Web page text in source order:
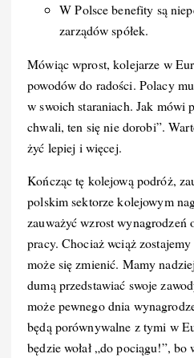
W Polsce benefity są
zarządów spółek.
Mówiąc wprost, kolejarze w
powodów do radości. Polacy
w swoich staraniach. Jak mówi
chwali, ten się nie dorobi”.
żyć lepiej i więcej.
Kończąc tę kolejową podróż,
polskim sektorze kolejowym
zauważyć wzrost wynagrodzeń
pracy. Chociaż wciąż
może się zmienić. Mamy
dumą przedstawiać swoje
może pewnego dnia
będą porównywalne z tymi w
będzie wołał „do pociągu!”,